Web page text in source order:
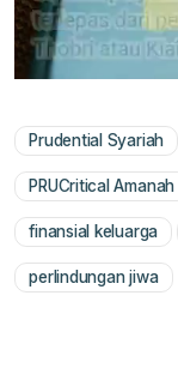
Prudential Syariah
PRUCritical Amanah
finansial keluarga
perlindungan jiwa